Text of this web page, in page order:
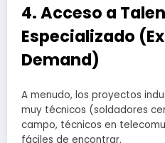
4. Acceso a
Especializado
Demand)
A menudo, los proyectos
muy técnicos (soldadores
campo, técnicos en
fáciles de encontrar.